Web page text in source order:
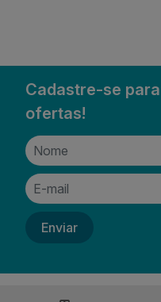
Cadastre-se
ofertas!